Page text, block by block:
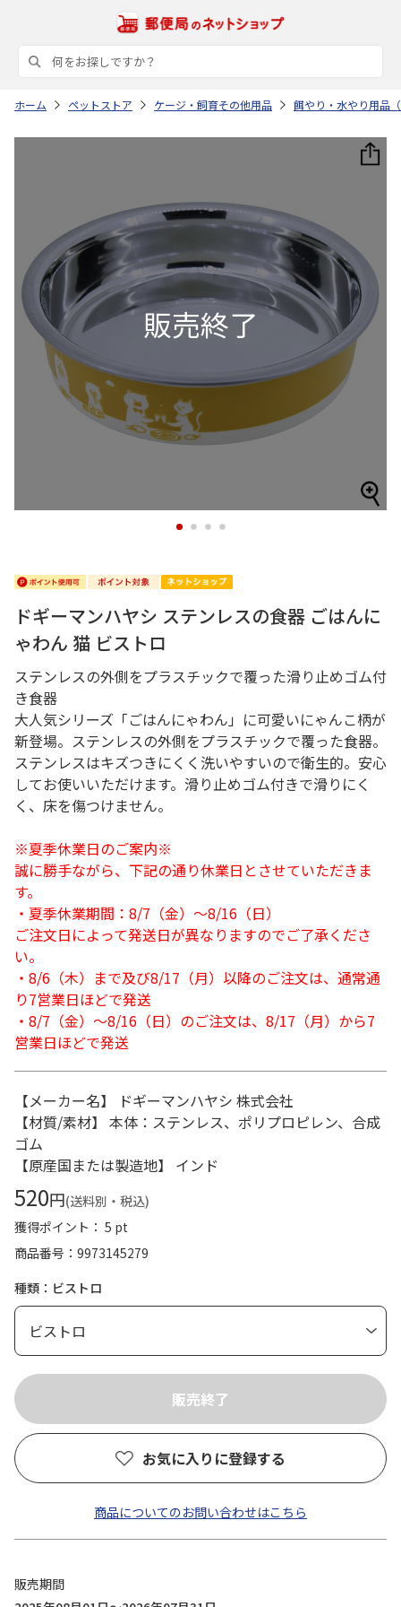
ホーム ペットストア ケージ・飼育その他用品 餌やり・水やり用品
1 2 3 4
ドギーマンハヤシ ステンレスの食器 ごはんに
ゃわん 猫 ビストロ
ステンレスの外側をプラスチックで覆った滑り止めゴム付
き食器
大人気シリーズ「ごはんにゃわん」に可愛いにゃんこ柄が
新登場。ステンレスの外側をプラスチックで覆った食器。
ステンレスはキズつきにくく洗いやすいので衛生的。安心
してお使いいただけます。滑り止めゴム付きで滑りにく
く、床を傷つけません。
※夏季休業日のご案内※
誠に勝手ながら、下記の通り休業日とさせていただきま
す。
・夏季休業期間：8/7（金）～8/16（日）
ご注文日によって発送日が異なりますのでご了承くださ
い。
・8/6（木）まで及び8/17（月）以降のご注文は、通常通
り7営業日ほどで発送
・8/7（金）～8/16（日）のご注文は、8/17（月）から7
営業日ほどで発送
【メーカー名】 ドギーマンハヤシ 株式会社
【材質/素材】 本体：ステンレス、ポリプロピレン、合成
ゴム
【原産国または製造地】 インド
520円(送料別・税込)
獲得ポイント： 5 pt
商品番号
9973145279
種類：ビストロ
お気に入りに登録する
商品についてのお問い合わせはこちら
販売期間